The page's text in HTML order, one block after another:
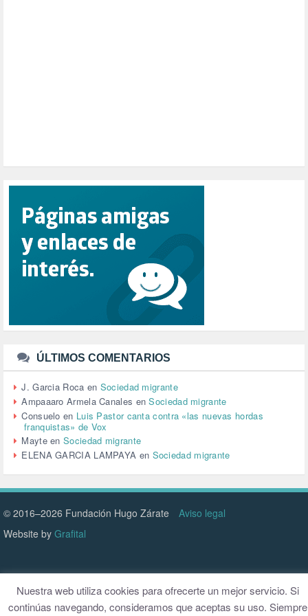
PUERTO DE VALENCIA (1)
RACISMO (1)
RELIGIÓN (114)
REPUBLICA (1)
SALUD (108)
SENSIBILIZACIÓN (576)
SINDICATOS (12)
TTIP (6)
URBANISMO (1)
URBANIZACIÓN (1)
VEJEZ (1)
VENEZUELA (3)
VENEZULA (1)
VIAJES (1)
VIOLENCIA (2)
VIOLENCIA DE GÉNERO (223)
VIVIENDA (9)
VOLODIMIR ZELENSKY (1)
ÚLTIMOS COMENTARIOS
J. Garcia Roca en Sociedad migrante
Ampaaaro Armela Canales enSociedad migrante
Consuelo en Luis Pastor canta contra «las nuevas hordas
franquistas» de Vox
MayteenSociedad migrante
ELENA GARCIA LAMPAYA en Sociedad migrante
© 2016–2026 Fundación Hugo Zárate
Aviso legal
Website by Grafital
Nuestra web utiliza cookies para ofrecerte un mejor servicio. Si
continúas navegando, consideramos que aceptas su uso. Siempre